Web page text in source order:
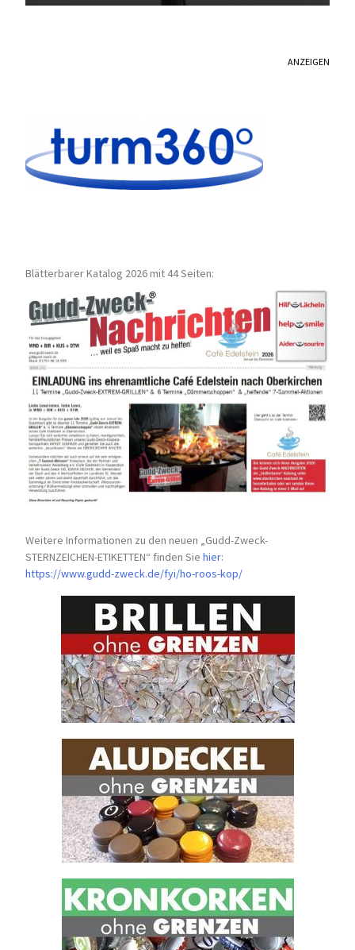
ANZEIGEN
Blätterbarer Katalog 2026 mit 44 Seiten:
Weitere Informationen zu den neuen „Gudd-Zweck-
STERNZEICHEN-ETIKETTEN“ finden Siehier:
https://www.gudd-zweck.de/fyi/ho-roos-kop/